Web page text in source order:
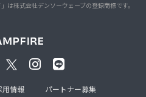
」は株式会社デンソーウェーブの登録商標です。
用情報 パートナー募集